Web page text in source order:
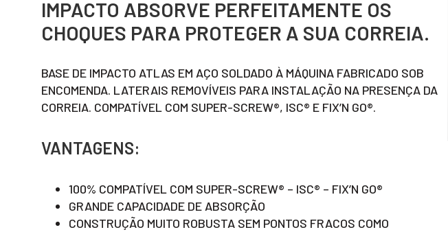
IMPACTO ABSORVE PERFEITAMENTE OS
CHOQUES PARA PROTEGER A SUA CORREIA.
BASE DE IMPACTO ATLAS EM AÇO SOLDADO À MÁQUINA FABRICADO SOB
ENCOMENDA. LATERAIS REMOVÍVEIS PARA INSTALAÇÃO NA PRESENÇA DA
CORREIA. COMPATÍVEL COM SUPER-SCREW®, ISC® E FIX’N GO®.
VANTAGENS:
100% COMPATÍVEL COM SUPER-SCREW® – ISC® – FIX’N GO®
GRANDE CAPACIDADE DE ABSORÇÃO
CONSTRUÇÃO MUITO ROBUSTA SEM PONTOS FRACOS COMO